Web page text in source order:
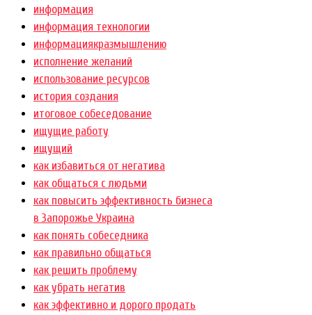
информация
информация технологии
информациякразмышлению
исполнение желаний
использование ресурсов
история создания
итоговое собеседование
ищущие работу
ищущий
как избавиться от негатива
как общаться с людьми
как повысить эффективность бизнеса
в Запорожье Украина
как понять собеседника
как правильно общаться
как решить проблему
как убрать негатив
как эффективно и дорого продать